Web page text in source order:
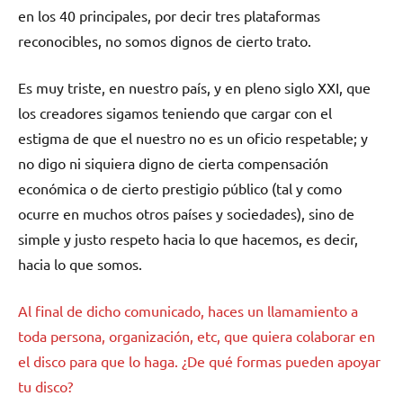
en los 40 principales, por decir tres plataformas
reconocibles, no somos dignos de cierto trato.
Es muy triste, en nuestro país, y en pleno siglo XXI, que
los creadores sigamos teniendo que cargar con el
estigma de que el nuestro no es un oficio respetable; y
no digo ni siquiera digno de cierta compensación
económica o de cierto prestigio público (tal y como
ocurre en muchos otros países y sociedades), sino de
simple y justo respeto hacia lo que hacemos, es decir,
hacia lo que somos.
Al final de dicho comunicado, haces un llamamiento a
toda persona, organización, etc, que quiera colaborar en
el disco para que lo haga. ¿De qué formas pueden apoyar
tu disco?